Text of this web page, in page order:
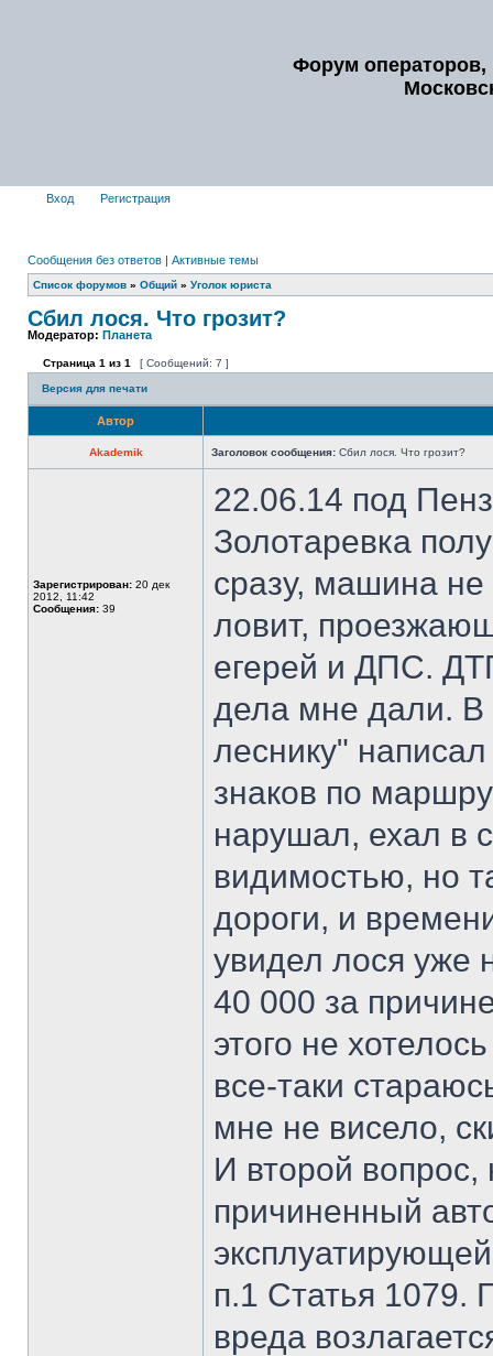
Форум операторов,
Вход Регистрация
Сообщения без ответов | Активные темы
Список форумов » Общий » Уголок юриста
Сбил лося. Что грозит?
Модератор: Планета
Страница 1 из 1 [ Сообщений: 7 ]
Версия для печати
Автор
Akademik Заголовок сообщения: Сбил лося. Что грозит?
Зарегистрирован: 20 дек
2012, 11:42
Сообщения: 39
22.06.14 под
Золотаревка
сразу, машина
ловит,
егерей и ДПС.
дела мне дали. В
леснику"
знаков по
нарушал, ехал в
видимостью, но
дороги, и
увидел лося уже
40 000 за
этого не
все-таки
мне не висело,
И второй вопрос,
причиненный
п.1 Статья 1079.
вреда